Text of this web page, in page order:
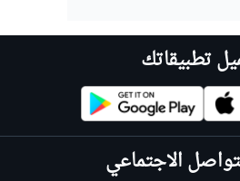
تطبيقاتك
الاجتماعي